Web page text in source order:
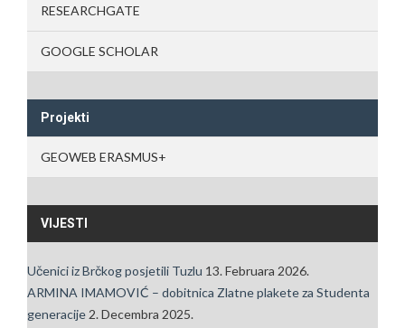
RESEARCHGATE
GOOGLE SCHOLAR
Projekti
GEOWEB ERASMUS+
VIJESTI
Učenici iz Brčkog posjetili Tuzlu 13. Februara 2026.
ARMINA IMAMOVIĆ – dobitnica Zlatne plakete za Studenta
generacije 2. Decembra 2025.